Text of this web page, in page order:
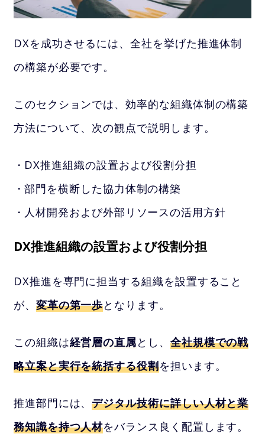
DXを成功させるには、全社を挙げた推進体制
の構築が必要です。
このセクションでは、効率的な組織体制の構築
方法について、次の観点で説明します。
DX推進組織の設置および役割分担
部門を横断した協力体制の構築
人材開発および外部リソースの活用方針
DX推進組織の設置および役割分担
DX推進を専門に担当する組織を設置すること
が、 変革の第一歩となります。
この組織は経営層の直属とし、 全社規模での戦
略立案と実行を統括する役割を担います。
推進部門には、デジタル技術に詳しい人材と業
務知識を持つ人材をバランス良く配置します。